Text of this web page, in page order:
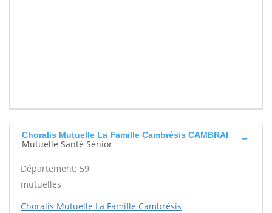
Choralis Mutuelle La Famille Cambrésis CAMBRAI
Mutuelle Santé Sénior
Département: 59
mutuelles
Choralis Mutuelle La Famille Cambrésis